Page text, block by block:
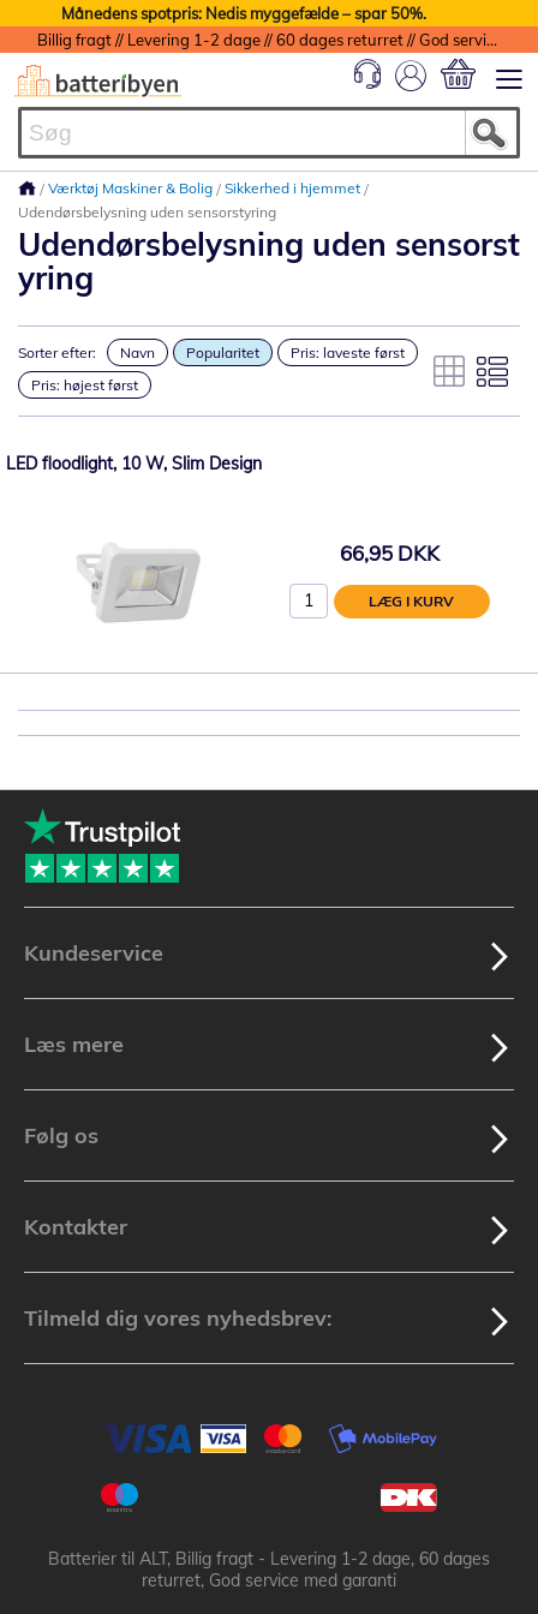
Månedens spotpris: Nedis myggefælde – spar 50%.
Billig fragt // Levering 1-2 dage // 60 dages returret // God service med garanti
Værktøj Maskiner & Bolig
Sikkerhed i hjemmet
Udendørsbelysning uden sensorstyring
Udendørsbelysning uden sensorst
yring
Sorter efter: Navn Popularitet
Pris: laveste først
Pris: højest først
LED floodlight, 10 W, Slim Design
66,95 DKK
LÆG I KURV
Kundeservice
Læs mere
Følg os
Kontakter
Tilmeld dig vores nyhedsbrev:
Batterier til ALT, Billig fragt - Levering 1-2 dage, 60 dages
returret, God service med garanti